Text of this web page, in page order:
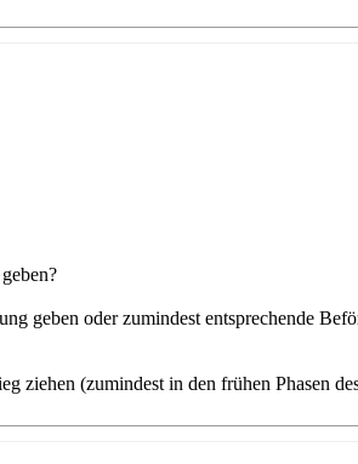
geben oder zumindest entsprechende
(zumindest in den frühen Phasen